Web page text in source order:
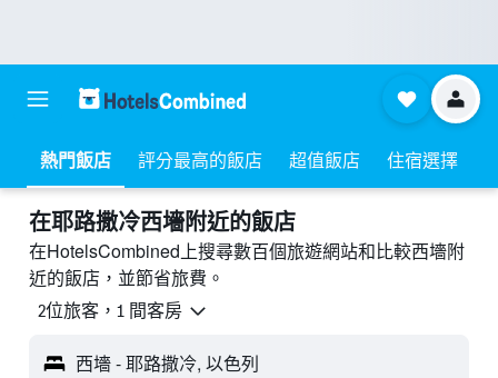
熱門飯店 評分最高的飯店 超值飯店 住宿選擇
​在耶路撒冷西墻附近​的飯店
在HotelsCombined上搜尋數百個旅遊網站和比較西墻附
近的飯店，並節省旅費。
2位旅客，1 間客房
西墻 - 耶路撒冷, 以色列